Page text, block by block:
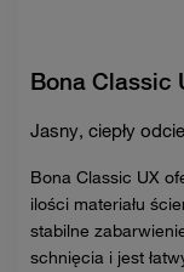
Bona Classic
Jasny, ciepły
Bona Classic UX
ilości materiału
stabilne
schnięcia i jest